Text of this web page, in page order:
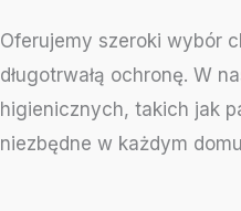
Oferujemy szeroki wybór
długotrwałą ochronę. W
higienicznych, takich jak
niezbędne w każdym